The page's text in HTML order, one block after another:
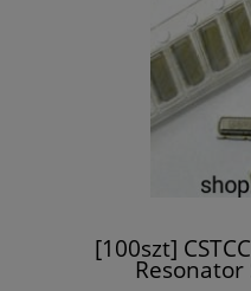
[100szt]
Resonator